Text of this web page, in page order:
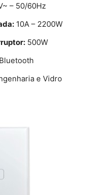
– 50/60Hz
10A – 2200W
500W
e Vidro